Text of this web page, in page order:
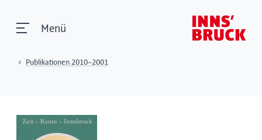
Menü
Publikationen 2010–2001